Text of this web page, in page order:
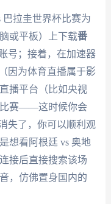
拉圭世界杯比赛为
或平板）上下载番
号；接着，在加速器
因为体育直播属于影
播平台（比如央视
比赛——这时候你会
失了，你可以顺利观
想看阿根廷 vs 奥地
接后直接搜索该场
，仿佛置身国内的